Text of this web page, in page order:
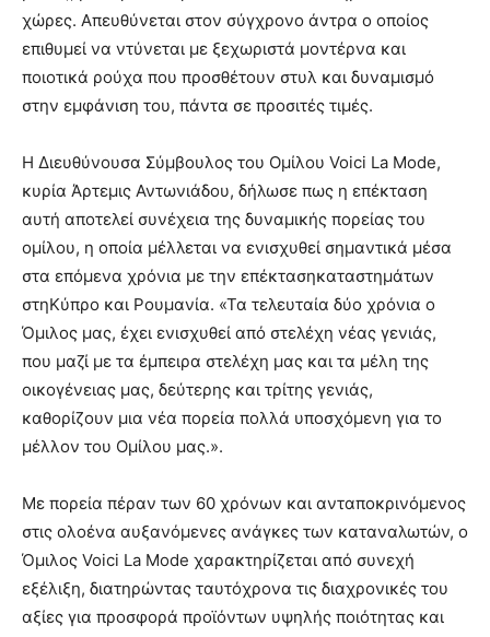
χώρες. Απευθύνεται στον σύγχρονο άντρα ο οποίος
επιθυμεί να ντύνεται με ξεχωριστά μοντέρνα και
ποιοτικά ρούχα που προσθέτουν στυλ και δυναμισμό
στην εμφάνιση του, πάντα σε προσιτές τιμές.
Η Διευθύνουσα Σύμβουλος του Ομίλου Voici La Mode,
κυρία Άρτεμις Αντωνιάδου, δήλωσε πως η επέκταση
αυτή αποτελεί συνέχεια της δυναμικής πορείας του
ομίλου, η οποία μέλλεται να ενισχυθεί σημαντικά μέσα
στα επόμενα χρόνια με την επέκτασηκαταστημάτων
στηΚύπρο και Ρουμανία. «Τα τελευταία δύο χρόνια ο
Όμιλος μας, έχει ενισχυθεί από στελέχη νέας γενιάς,
που μαζί με τα έμπειρα στελέχη μας και τα μέλη της
οικογένειας μας, δεύτερης και τρίτης γενιάς,
καθορίζουν μια νέα πορεία πολλά υποσχόμενη για το
μέλλον του Ομίλου μας.».
Με πορεία πέραν των 60 χρόνων και ανταποκρινόμενος
στις ολοένα αυξανόμενες ανάγκες των καταναλωτών, ο
Όμιλος Voici La Mode χαρακτηρίζεται από συνεχή
εξέλιξη, διατηρώντας ταυτόχρονα τις διαχρονικές του
αξίες για προσφορά προϊόντων υψηλής ποιότητας και